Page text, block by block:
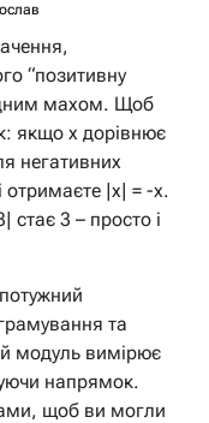
“позитивну
махом. Щоб
якщо x дорівнює
негативних
отримаєте |x| = -x.
3 – просто і
та
модуль вимірює
напрямок.
щоб ви могли